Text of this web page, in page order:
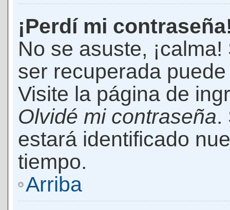
¡Perdí mi
No se asuste,
ser recuperada
Visite la página de
Olvidé mi contraseña.
estará identificado
tiempo.
Arriba